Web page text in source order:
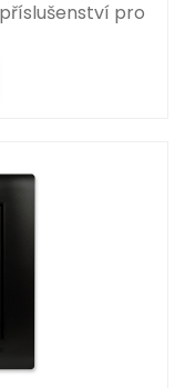
pro